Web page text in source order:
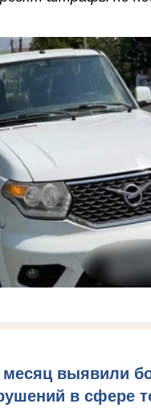
месяц выявили
в сфере